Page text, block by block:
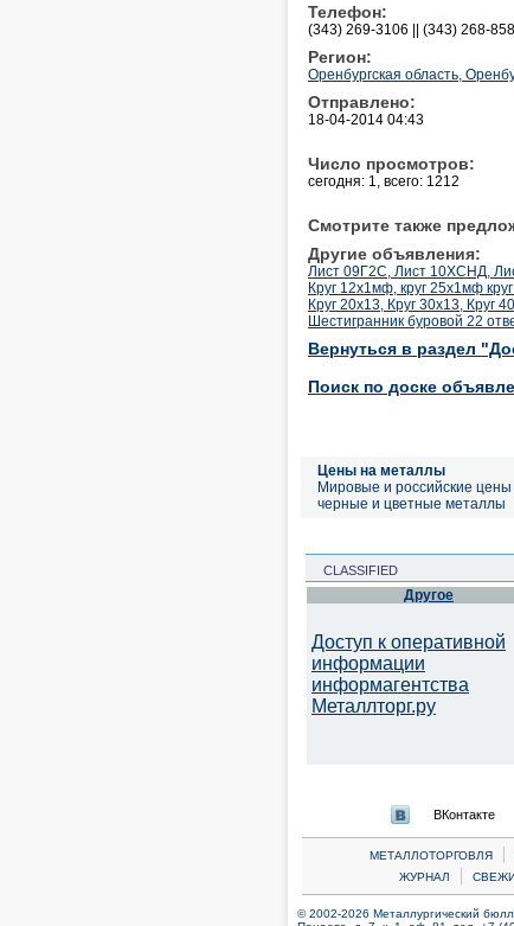
Телефон:
(343) 269-3106 || (343) 268-
Регион:
Оренбургская область,
Отправлено:
18-04-2014 04:43
Число просмотров:
сегодня: 1, всего: 1212
Смотрите также
Другие объявления:
Лист 09Г2С, Лист 10ХСНД,
Круг 12х1мф, круг 25х1мф
Круг 20х13, Круг 30х13, Круг
Шестигранник буровой 22
Вернуться в раздел
Поиск по доске
Цены на металлы
Мировые и российские
черные и цветные металлы
CLASSIFIED
Другое
Доступ к оперативной
информации
информагентства
Металлторг.ру
ВКонтакте
МЕТАЛЛОТОРГОВЛЯ |
ЖУРНАЛ
|
© 2002-2026 Металлургический